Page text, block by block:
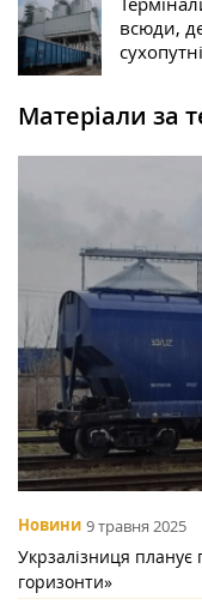
всюди,
Матеріали за
Новини 9 травня 2025
Укрзалізниця планує
горизонти»